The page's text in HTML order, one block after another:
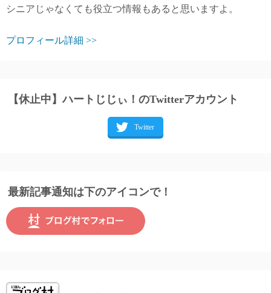
シニアじゃなくても役立つ情報もあると思いますよ。
プロフィール詳細 >>
【休止中】ハートじじぃ！のTwitterアカウント
最新記事通知は下のアイコンで！